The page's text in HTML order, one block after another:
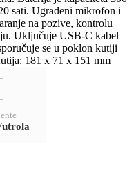
sati. Ugrađeni mikrofon i
na pozive, kontrolu
Uključuje USB-C kabel
se u poklon kutiji
181 x 71 x 151 mm